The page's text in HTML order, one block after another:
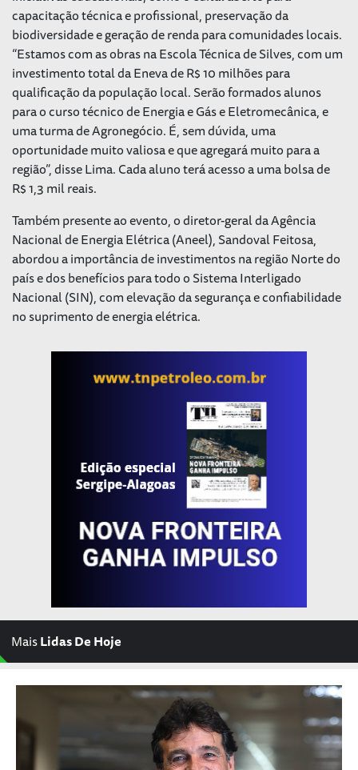
capacitação técnica e profissional, preservação da
biodiversidade e geração de renda para comunidades locais.
“Estamos com as obras na Escola Técnica de Silves, com um
investimento total da Eneva de R$ 10 milhões para
qualificação da população local. Serão formados alunos
para o curso técnico de Energia e Gás e Eletromecânica, e
uma turma de Agronegócio. É, sem dúvida, uma
oportunidade muito valiosa e que agregará muito para a
região”, disse Lima. Cada aluno terá acesso a uma bolsa de
R$ 1,3 mil reais.
Também presente ao evento, o diretor-geral da Agência
Nacional de Energia Elétrica (Aneel), Sandoval Feitosa,
abordou a importância de investimentos na região Norte do
país e dos benefícios para todo o Sistema Interligado
Nacional (SIN), com elevação da segurança e confiabilidade
no suprimento de energia elétrica.
MaisLidas De Hoje